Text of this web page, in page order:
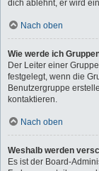
dich ablehnt, er wird
Nach oben
Wie werde ich
Der Leiter einer
festgelegt, wenn die
Benutzergruppe
kontaktieren.
Nach oben
Weshalb werden
Es ist der Board-